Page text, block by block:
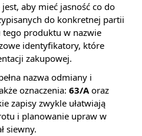
aby mieć jasność co do
do konkretnej partii
produktu w nazwie
identyfikatory, które
zakupowej.
nazwa odmiany i
oznaczenia: 63/Aoraz
zapisy zwykle ułatwiają
i planowanie upraw w
siewny.